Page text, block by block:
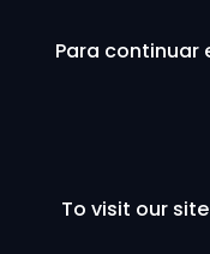
stores?
Para continuar
To visit our